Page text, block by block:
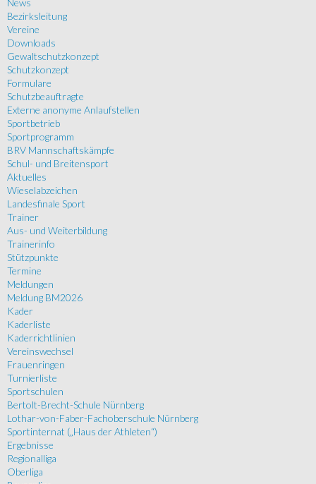
News
Bezirksleitung
Vereine
Downloads
Gewaltschutzkonzept
Schutzkonzept
Formulare
Schutzbeauftragte
Externe anonyme Anlaufstellen
Sportbetrieb
Sportprogramm
BRV Mannschaftskämpfe
Schul- und Breitensport
Aktuelles
Wieselabzeichen
Landesfinale Sport
Trainer
Aus- und Weiterbildung
Trainerinfo
Stützpunkte
Termine
Meldungen
Meldung BM2026
Kader
Kaderliste
Kaderrichtlinien
Vereinswechsel
Frauenringen
Turnierliste
Sportschulen
Bertolt-Brecht-Schule Nürnberg
Lothar-von-Faber-Fachoberschule Nürnberg
Sportinternat („Haus der Athleten“)
Ergebnisse
Regionalliga
Oberliga